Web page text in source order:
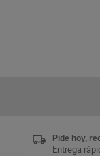
Pide hoy,
Entrega